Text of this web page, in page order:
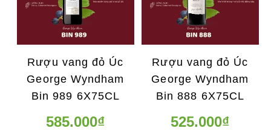
Rượu vang đỏ Úc
George Wyndham
Bin 989 6X75CL
585.000₫
Rượu vang đỏ Úc
George Wyndham
Bin 888 6X75CL
525.000₫